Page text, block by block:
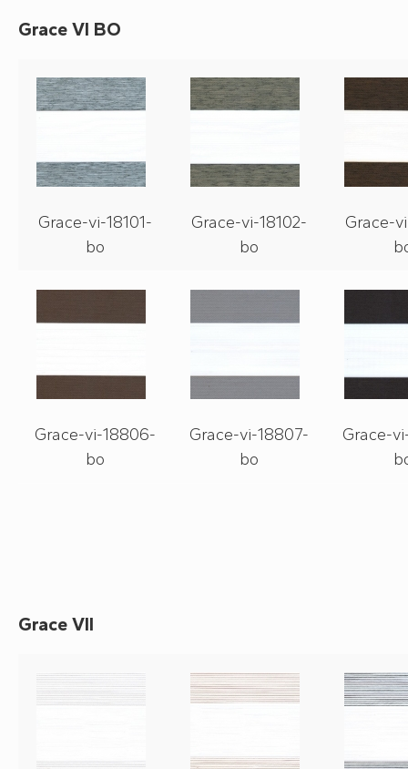
Grace VI BO
Grace-vi-18101-
bo
Grace-vi-18102-
bo
Grace-
Grace-vi-18806-
bo
Grace-vi-18807-
bo
Grace-
Grace VII